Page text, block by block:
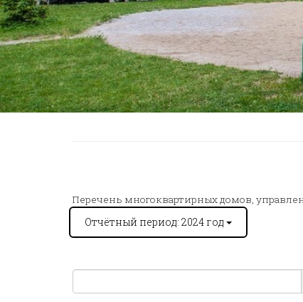
Перечень многоквартирных домов,
Отчётный период: 2024 год